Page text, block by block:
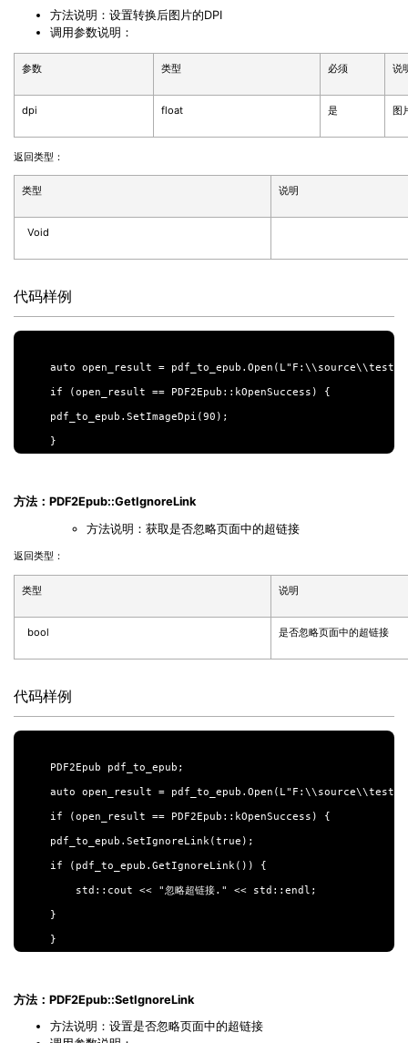
方法说明：设置转换后图片的DPI
调用参数说明：
参数 类型 必须 说
dpi float 是 图
返回类型：
类型 说明
Void
代码样例
auto open_result =
if (open_result == PDF2Epub::kOpenSuccess) {
pdf_to_epub.SetImageDpi(90);
方法：PDF2Epub::GetIgnoreLink
方法说明：获取是否忽略页面中的超链接
返回类型：
类型 说明
bool 是否忽略页面中的超链接
代码样例
PDF2Epub pdf_to_epub;
auto open_result =
if (open_result == PDF2Epub::kOpenSuccess) {
pdf_to_epub.SetIgnoreLink(true);
if (pdf_to_epub.GetIgnoreLink()) {
    std::cout << "忽略超链接." << std::endl;
}
方法：PDF2Epub::SetIgnoreLink
方法说明：设置是否忽略页面中的超链接